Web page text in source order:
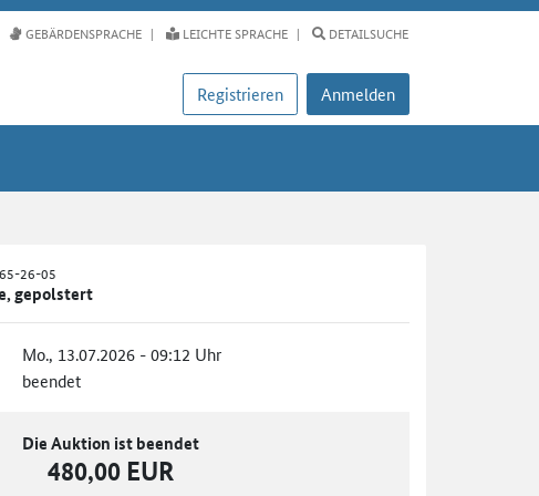
GEBÄRDENSPRACHE LEICHTE SPRACHE DETAILSUCHE
Registrieren Anmelden
26-05
gepolstert
Mo., 13.07.2026 - 09:12 Uhr
beendet
Die Auktion ist beendet
480,00 EUR